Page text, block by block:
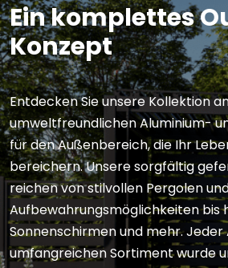
Ein komplettes
Konzept
Entdecken Sie unsere Kollektion
umweltfreundlichen Aluminium-
für den Außenbereich, die Ihr
bereichern. Unsere sorgfältig
reichen von stilvollen Pergolen
Aufbewahrungsmöglichkeiten bis
Sonnenschirmen und mehr.
umfangreichen Sortiment wurde